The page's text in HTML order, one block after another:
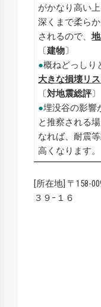
がかなり高い
深くまで柔ら
されるので、
〔建物〕
●概ねどっしり
大きな損壊リ
〔対地震総評〕
●埋没谷の影響
と推察される
なれば、耐震
高くなります。
[所在地] 〒158-
３９−１６